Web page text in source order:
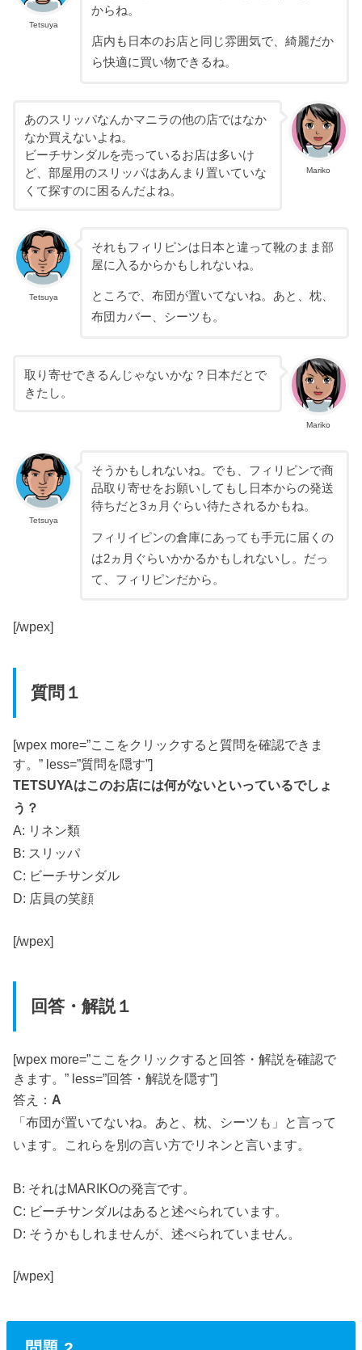
Tetsuya
からね。
店内も日本のお店と同じ雰囲気で、綺麗だか
ら快適に買い物できるね。
Mariko
あのスリッパなんかマニラの他の店ではなか
なか買えないよね。
ビーチサンダルを売っているお店は多いけ
ど、部屋用のスリッパはあんまり置いていな
くて探すのに困るんだよね。
Tetsuya
それもフィリピンは日本と違って靴のまま部
屋に入るからかもしれないね。
ところで、布団が置いてないね。あと、枕、
布団カバー、シーツも。
Mariko
取り寄せできるんじゃないかな？日本だとで
きたし。
Tetsuya
そうかもしれないね。でも、フィリピンで商
品取り寄せをお願いしてもし日本からの発送
待ちだと3ヵ月ぐらい待たされるかもね。
フィリイピンの倉庫にあっても手元に届くの
は2ヵ月ぐらいかかるかもしれないし。だっ
て、フィリピンだから。
[/wpex]
質問１
[wpex more=”ここをクリックすると質問を確認できま
す。” less=”質問を隠す”]
TETSUYAはこのお店には何がないといっているでしょ
う？
A: リネン類
B: スリッパ
C: ビーチサンダル
D: 店員の笑顔
[/wpex]
回答・解説１
[wpex more=”ここをクリックすると回答・解説を確認で
きます。” less=”回答・解説を隠す”]
答え： A
「布団が置いてないね。あと、枕、シーツも」と言って
います。これらを別の言い方でリネンと言います。
B: それはMARIKOの発言です。
C: ビーチサンダルはあると述べられています。
D: そうかもしれませんが、述べられていません。
[/wpex]